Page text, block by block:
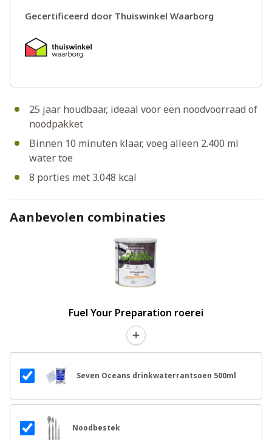
25 jaar houdbaar, ideaal voor een noodvoorraad of
noodpakket
Binnen 10 minuten klaar, voeg alleen 2.400 ml
water toe
8 porties met 3.048 kcal
Gecertificeerd door Thuiswinkel Waarborg
Aanbevolen combinaties
Fuel Your Preparation roerei
Seven Oceans drinkwaterrantsoen 500ml
Noodbestek